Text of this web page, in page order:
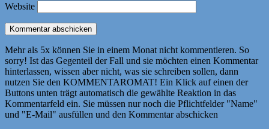
Website
Mehr als 5x können Sie in einem Monat nicht kommentieren. So
sorry! Ist das Gegenteil der Fall und sie möchten einen Kommentar
hinterlassen, wissen aber nicht, was sie schreiben sollen, dann
nutzen Sie den KOMMENTAROMAT! Ein Klick auf einen der
Buttons unten trägt automatisch die gewählte Reaktion in das
Kommentarfeld ein. Sie müssen nur noch die Pflichtfelder "Name"
und "E-Mail" ausfüllen und den Kommentar abschicken